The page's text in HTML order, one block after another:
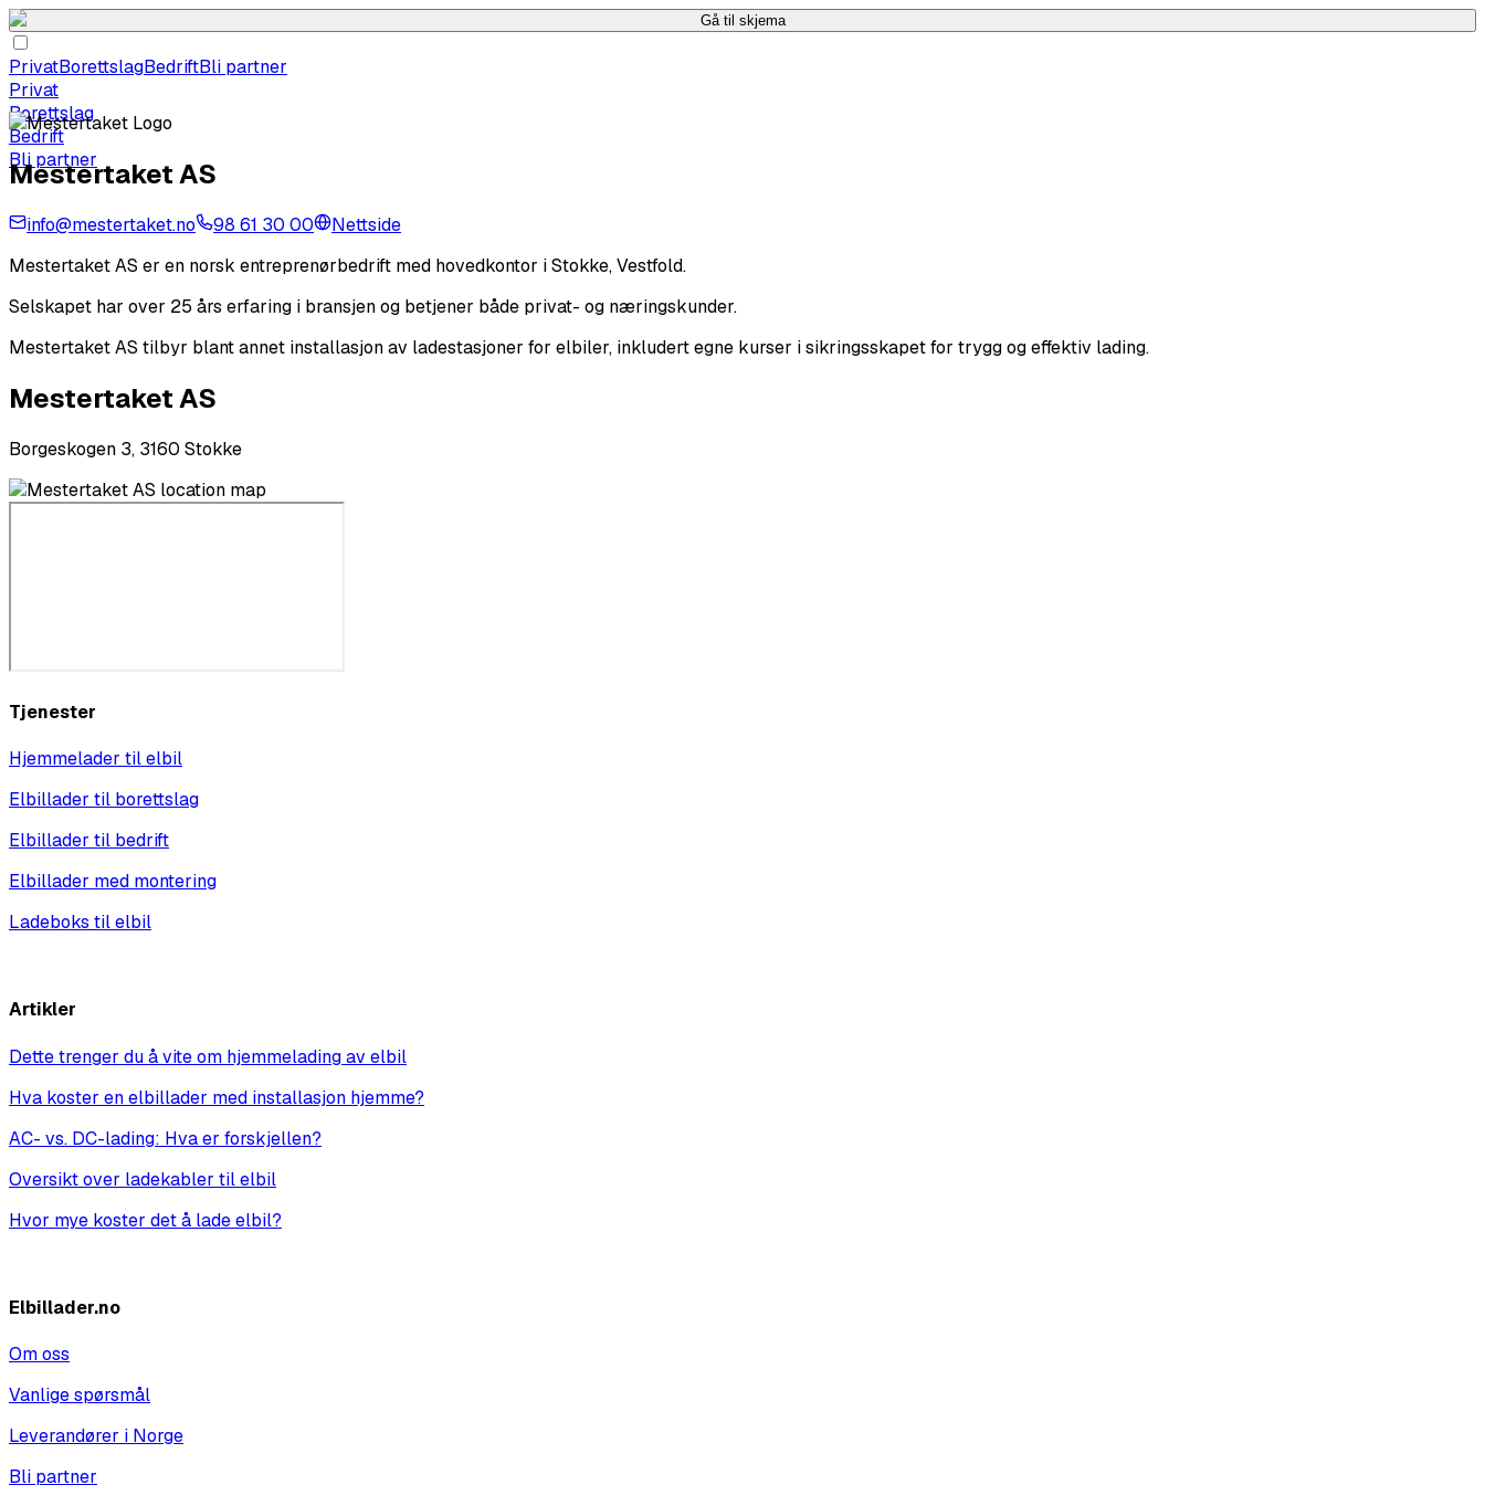
Gå til skjema
PrivatBorettslagBedriftBli partner
Privat
Borettslag
Bedrift
Bli partner
Mestertaket AS
info@mestertaket.no 98 61 30 00
Nettside
Mestertaket AS er en norsk entreprenørbedrift med hovedkontor i Stokke, Vestfold.
Selskapet har over 25 års erfaring i bransjen og betjener både privat- og næringskunder.
Mestertaket AS tilbyr blant annet installasjon av ladestasjoner for elbiler, inkludert egne kurser i sikringsskapet for trygg og effektiv lading.
Mestertaket AS
Borgeskogen 3, 3160 Stokke
Tjenester
Hjemmelader til elbil
Elbillader til borettslag
Elbillader til bedrift
Elbillader med montering
Ladeboks til elbil
Artikler
Dette trenger du å vite om hjemmelading av elbil
Hva koster en elbillader med installasjon hjemme?
AC- vs. DC-lading: Hva er forskjellen?
Oversikt over ladekabler til elbil
Hvor mye koster det å lade elbil?
Elbillader.no
Om oss
Vanlige spørsmål
Leverandører i Norge
Bli partner